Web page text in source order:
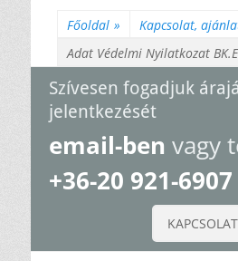
Főoldal » Kapcsolat,
Adat Védelmi Nyilatkozat
Szívesen fogadjuk
jelentkezését
email-ben vagy
+36-20 921-6907
KAPCSOLAT